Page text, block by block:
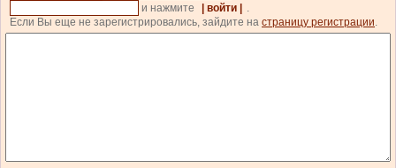
и нажмите
| войти |
.
Если Вы еще не зарегистрировались, зайдите на страницу регистрации.